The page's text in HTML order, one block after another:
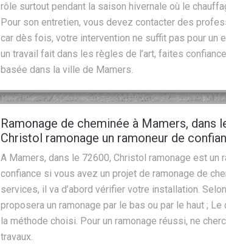
rôle surtout pendant la saison hivernale où le
Pour son entretien, vous devez contacter des
car dès fois, votre intervention ne suffit pas pour un
un travail fait dans les règles de l’art, faites
basée dans la ville de Mamers.
Ramonage de cheminée à Mamers, dans
Christol ramonage un ramoneur de
A Mamers, dans le 72600, Christol ramonage est un
confiance si vous avez un projet de ramonage de
services, il va d’abord vérifier votre installation.
proposera un ramonage par le bas ou par le haut ;
la méthode choisi. Pour un ramonage réussi, ne
travaux.